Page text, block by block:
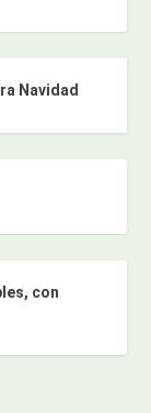
Navidad
con